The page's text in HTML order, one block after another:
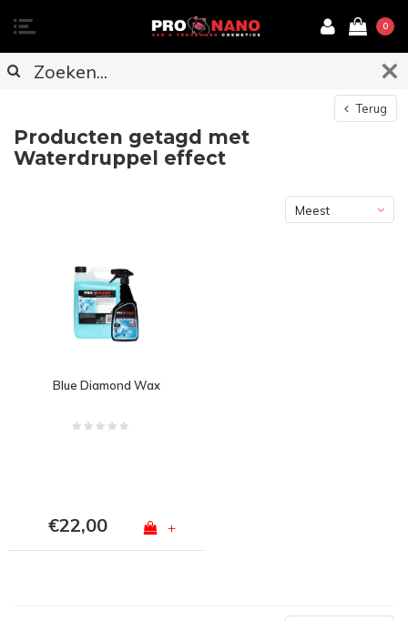
0
Terug
Producten getagd met
Waterdruppel effect
Meest
Blue Diamond Wax
€22,00 +